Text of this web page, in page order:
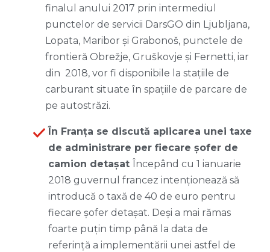
finalul anului 2017 prin intermediul
punctelor de servicii DarsGO din Ljubljana,
Lopata, Maribor și Grabonoš, punctele de
frontieră Obrežje, Gruškovje și Fernetti, iar
din 2018, vor fi disponibile la stațiile de
carburant situate în spațiile de parcare de
pe autostrăzi.
În Franța se discută aplicarea unei taxe
de administrare per fiecare șofer de
camion detașat Începând cu 1 ianuarie
2018 guvernul francez intenționează să
introducă o taxă de 40 de euro pentru
fiecare șofer detașat. Deși a mai rămas
foarte puțin timp până la data de
referință a implementării unei astfel de